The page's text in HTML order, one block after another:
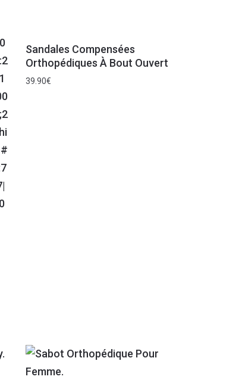
Sandales Compensées
Orthopédiques À Bout Ouvert
39.90€